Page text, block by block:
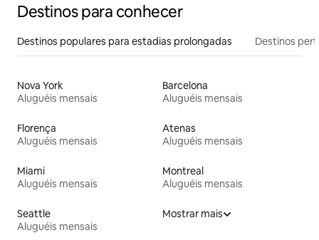
Destinos para conhecer
Destinos populares para estadias prolongadas Destinos
Nova York
Aluguéis mensais
Barcelona
Aluguéis mensais
Florença
Aluguéis mensais
Atenas
Aluguéis mensais
Miami
Aluguéis mensais
Montreal
Aluguéis mensais
Seattle
Aluguéis mensais
Mostrar mais